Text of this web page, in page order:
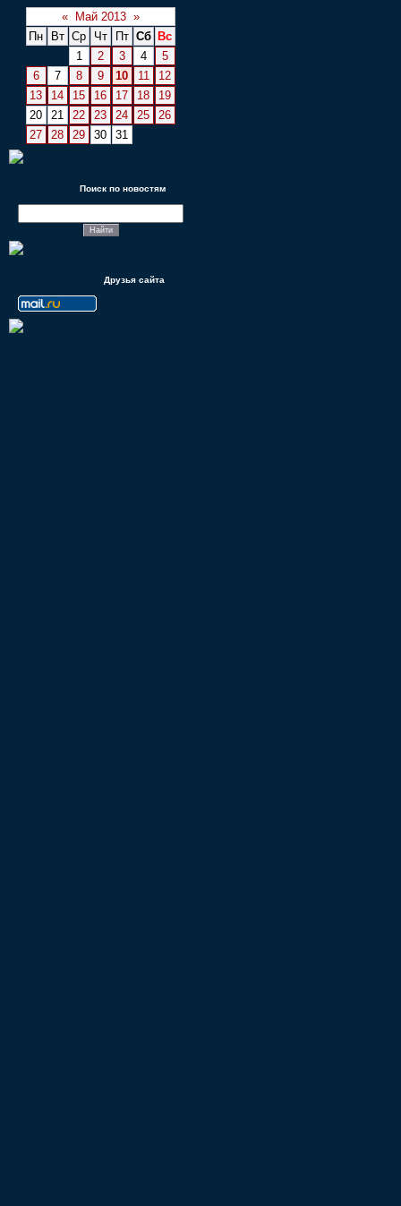
« Май 2013 »
Пн
Вт Ср Чт Пт Сб
Вс
1
2 3 4
5
6
7 8 9 10 11
12
13
14 15 16 17 18
19
20
21 22 23 24 25
26
27
28 29 30 31
Поиск по новостям
Друзья сайта